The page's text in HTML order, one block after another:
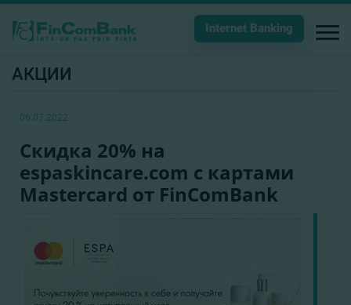
Internet Banking
АКЦИИ
06.07.2022
Cкидка 20% на
espaskincare.com с картами
Mastercard от FinComBank